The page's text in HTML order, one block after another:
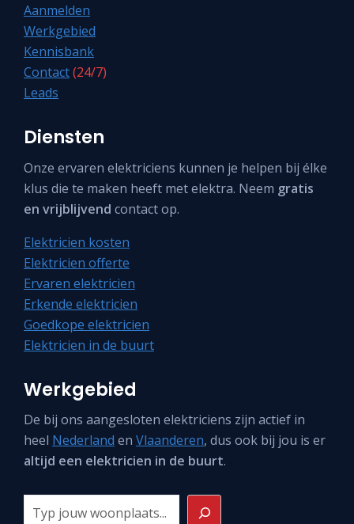
Aanmelden
Werkgebied
Kennisbank
Contact(24/7)
Leads
Diensten
Onze ervaren elektriciens kunnen je helpen bij élke
klus die te maken heeft met elektra. Neem gratis
en vrijblijvend contact op.
Elektricien kosten
Elektricien offerte
Ervaren elektricien
Erkende elektricien
Goedkope elektricien
Elektricien in de buurt
Werkgebied
De bij ons aangesloten elektriciens zijn actief in
heel Nederland en Vlaanderen, dus ook bij jou is er
altijd een elektricien in de buurt.
Zoeken